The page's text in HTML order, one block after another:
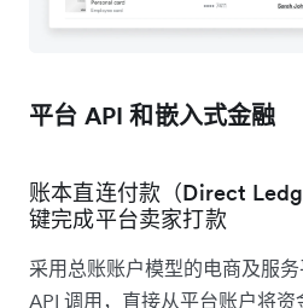
平台 API 和嵌入式金融
账本直连付款（Direct
键完成平台卖家打款
采用总账账户模型的电商及服
API 调用，直接从平台账户将